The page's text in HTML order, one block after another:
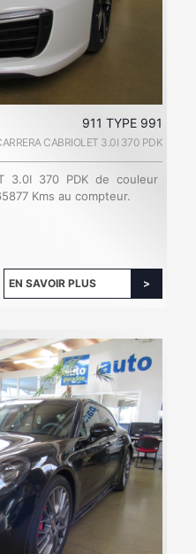
911 TYPE 991
CABRIOLET 3.0I 370 PDK
3.0I 370 PDK de couleur
Kms au compteur.
EN SAVOIR PLUS